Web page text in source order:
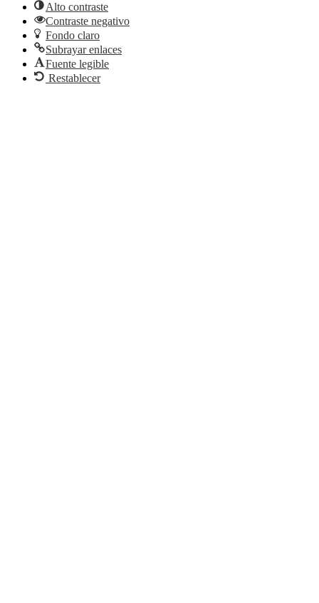
Alto contraste
Contraste negativo
Fondo claro
Subrayar enlaces
Fuente legible
Restablecer